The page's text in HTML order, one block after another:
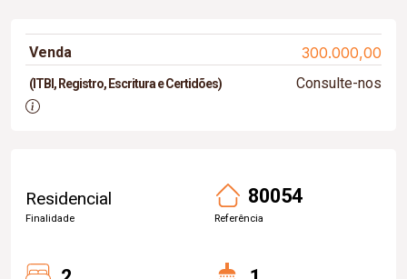
Venda 300.000,00
(ITBI, Registro, Escritura e Certidões) Consulte-nos
Residencial
Finalidade
80054
Referência